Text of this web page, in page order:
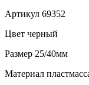
Артикул 69352
Цвет черный
Размер 25/40мм
Материал